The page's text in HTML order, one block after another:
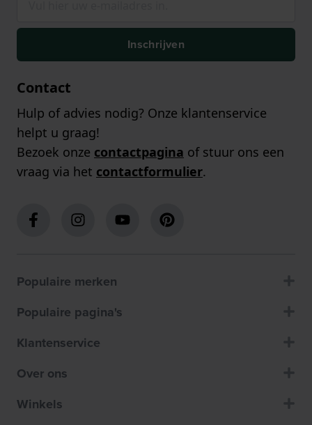
Inschrijven
Contact
Hulp of advies nodig? Onze klantenservice
helpt u graag!
Bezoek onze contactpagina of stuur ons een
vraag via het contactformulier.
Populaire merken
Populaire pagina's
Klantenservice
Over ons
Winkels